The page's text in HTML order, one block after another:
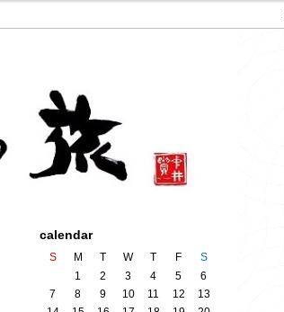
calendar
S M T W T F
S
1
2 3 4 5
6
7
8 9 10 11 12
13